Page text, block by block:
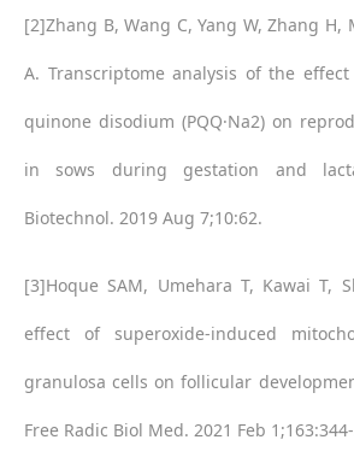
[2]Zhang B, Wang C, Yang W, Zhang H,
A. Transcriptome analysis of the
quinone disodium (PQQ·Na2) on
in sows during gestation and
Biotechnol. 2019 Aug 7;10:62.
[3]Hoque SAM, Umehara T, Kawai T,
effect of superoxide-induced
granulosa cells on follicular
Free Radic Biol Med. 2021 Feb